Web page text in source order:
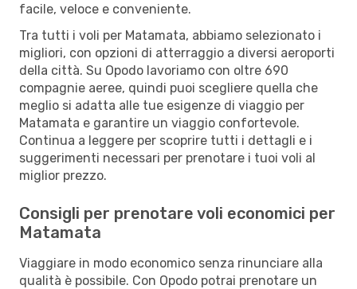
facile, veloce e conveniente.
Tra tutti i voli per Matamata, abbiamo selezionato i
migliori, con opzioni di atterraggio a diversi aeroporti
della città. Su Opodo lavoriamo con oltre 690
compagnie aeree, quindi puoi scegliere quella che
meglio si adatta alle tue esigenze di viaggio per
Matamata e garantire un viaggio confortevole.
Continua a leggere per scoprire tutti i dettagli e i
suggerimenti necessari per prenotare i tuoi voli al
miglior prezzo.
Consigli per prenotare voli economici per
Matamata
Viaggiare in modo economico senza rinunciare alla
qualità è possibile. Con Opodo potrai prenotare un